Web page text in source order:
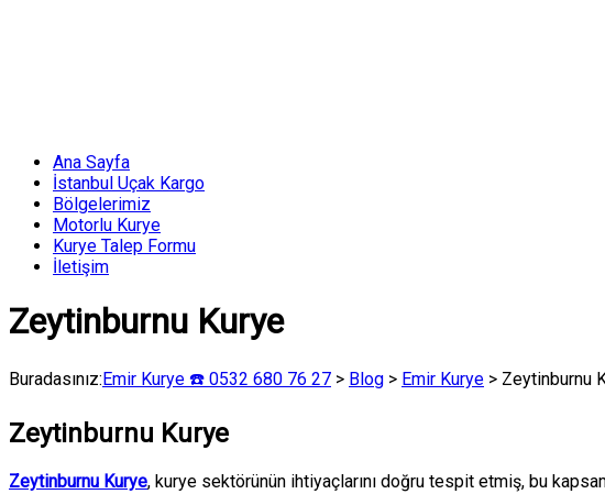
Emir
Kurye
0532
680
27
Uçak
ve
Kurye
Menü
Ana Sayfa
İstanbul Uçak Kargo
Bölgelerimiz
Motorlu Kurye
Kurye Talep Formu
İletişim
Zeytinburnu Kurye
Buradasınız:Emir Kurye ☎️ 0532 680 76 27 > Blog > Emir Kurye > Zeytinburnu
Zeytinburnu Kurye
Zeytinburnu Kurye, kurye sektörünün ihtiyaçlarını doğru tespit etmiş, bu